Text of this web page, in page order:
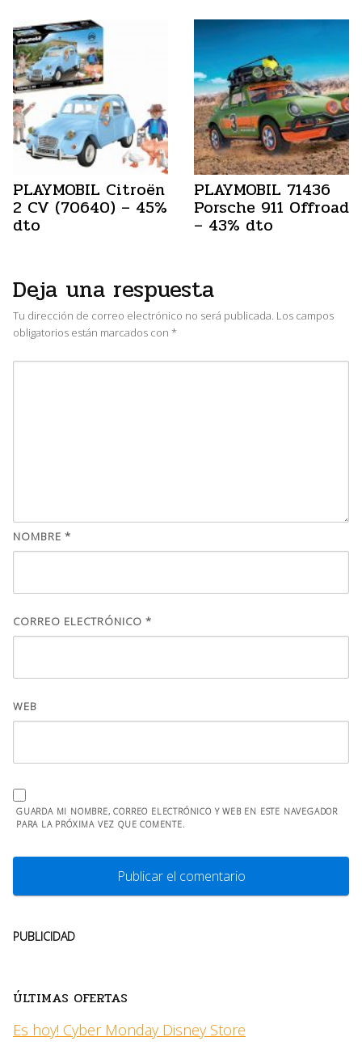
PLAYMOBIL Citroën
2 CV (70640) – 45%
dto
PLAYMOBIL 71436
Porsche 911 Offroad
– 43% dto
Deja una respuesta
Tu dirección de correo electrónico no será publicada. Los campos
obligatorios están marcados con *
NOMBRE *
CORREO ELECTRÓNICO *
WEB
GUARDA MI NOMBRE, CORREO ELECTRÓNICO Y WEB EN ESTE NAVEGADOR
PARA LA PRÓXIMA VEZ QUE COMENTE.
PUBLICIDAD
ÚLTIMAS OFERTAS
Es hoy! Cyber Monday Disney Store